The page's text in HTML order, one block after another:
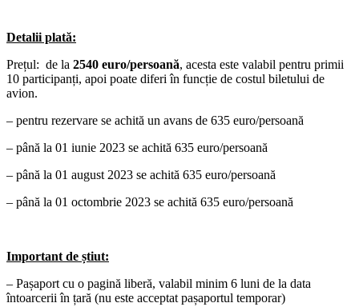
Detalii plată:
Prețul: de la 2540 euro/persoană, acesta este valabil pentru primii
10 participanți, apoi poate diferi în funcție de costul biletului de
avion.
– pentru rezervare se achită un avans de 635 euro/persoană
– până la 01 iunie 2023 se achită 635 euro/persoană
– până la 01 august 2023 se achită 635 euro/persoană
– până la 01 octombrie 2023 se achită 635 euro/persoană
Important de știut:
– Pașaport cu o pagină liberă, valabil minim 6 luni de la data
întoarcerii în țară (nu este acceptat pașaportul temporar)